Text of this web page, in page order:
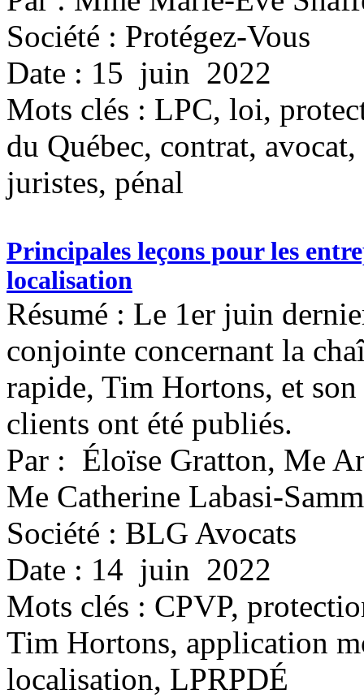
Société : Protégez-Vous
Date : 15 juin 2022
Mots clés : LPC, loi,
du Québec, contrat,
juristes, pénal
Principales leçons pour les
localisation
Résumé : Le 1er juin
conjointe concernant la
rapide, Tim Hortons, et son
clients ont été publiés.
Par : Éloïse Gratton, Me
Me Catherine Labasi-
Société : BLG Avocats
Date : 14 juin 2022
Mots clés : CPVP,
Tim Hortons, application
localisation, LPRPDÉ